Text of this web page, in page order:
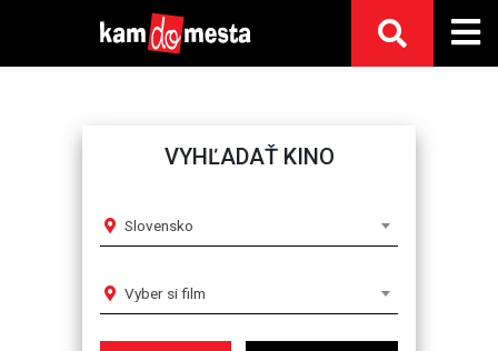
VYHĽADAŤ KINO
Slovensko
Vyber si film